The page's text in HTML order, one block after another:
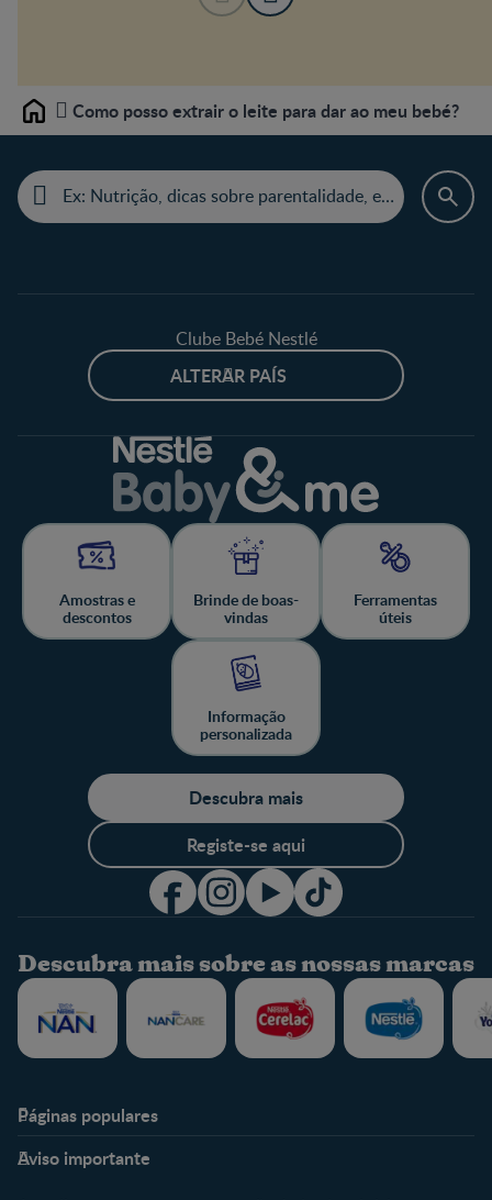
Home Como posso extrair o leite para dar ao meu bebé?
Clube Bebé Nestlé
ALTERAR PAÍS
Amostras e
descontos
Brinde de boas-
vindas
Ferramentas
úteis
Informação
personalizada
Descubra mais
Registe-se aqui
Descubra mais sobre as nossas marcas
Páginas populares
Sobre Nós
Aviso importante